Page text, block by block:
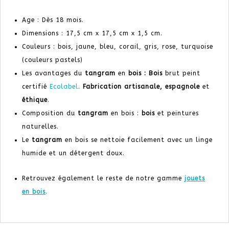
Age : Dès 18 mois.
Dimensions : 17,5 cm x 17,5 cm x 1,5 cm.
Couleurs : bois, jaune, bleu, corail, gris, rose, turquoise
(couleurs pastels)
Les avantages du tangram en bois : Bois brut peint
certifié Ecolabel. Fabrication artisanale, espagnole et
éthique.
Composition du tangram en bois : bois et peintures
naturelles.
Le tangram en bois se nettoie facilement avec un linge
humide et un détergent doux.
Retrouvez également le reste de notre gamme jouets
en bois.